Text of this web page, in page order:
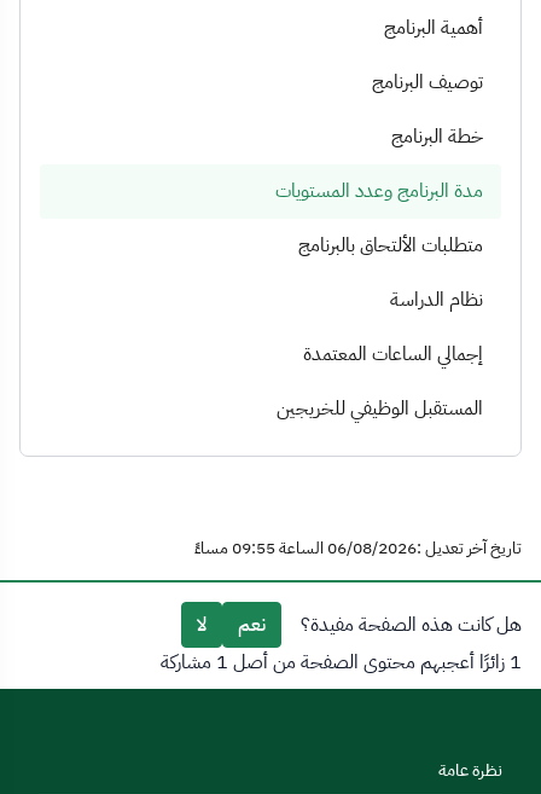
أهمية البرنامج
توصيف البرنامج
خطة البرنامج
مدة البرنامج وعدد المستويات
متطلبات الألتحاق بالبرنامج
نظام الدراسة
إجمالي الساعات المعتمدة
المستقبل الوظيفي للخريجين
تاريخ آخر تعديل :06/08/2026 الساعة 09:55 مساءً
هل كانت هذه الصفحة مفيدة؟ نعم
لا
1 زائرًا أعجبهم محتوى الصفحة من أصل 1 مشاركة
نظرة عامة